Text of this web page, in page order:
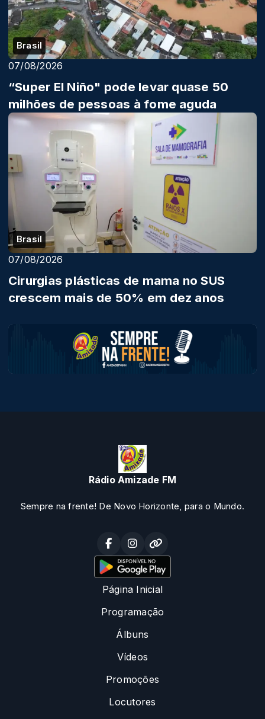
Brasil
07/08/2026
“Super El Niño" pode levar quase 50
milhões de pessoas à fome aguda
Brasil
07/08/2026
Cirurgias plásticas de mama no SUS
crescem mais de 50% em dez anos
Rádio Amizade FM
Sempre na frente! De Novo Horizonte, para o Mundo.
Página Inicial
Programação
Álbuns
Vídeos
Promoções
Locutores